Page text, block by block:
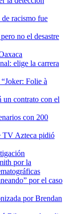
racismo fue
no el desastre
elige la carrera
Folie à
contrato con el
con 200
TV Azteca pidió
por la
por el caso
por Brendan